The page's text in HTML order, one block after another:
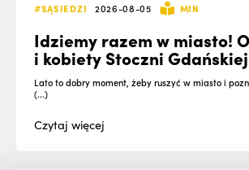
#SĄSIEDZI 2026-08-05 MIN
Idziemy razem w miasto!
i kobiety Stoczni Gdańskiej
Lato to dobry moment, żeby ruszyć w miasto i
(...)
Czytajwięcej